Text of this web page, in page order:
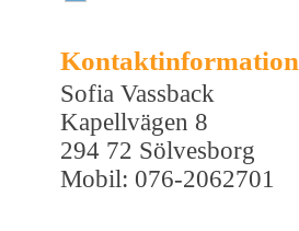
Kontaktinformation
Sofia Vassback
Kapellvägen 8
294 72 Sölvesborg
Mobil: 076-2062701